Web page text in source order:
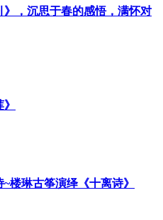
，沉思于春的感悟，满怀对
楼琳古筝演绎《十离诗》